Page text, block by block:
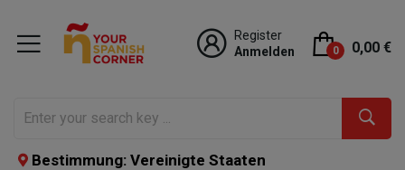
Register
Anmelden
0 0,00 €
Bestimmung: Vereinigte Staaten